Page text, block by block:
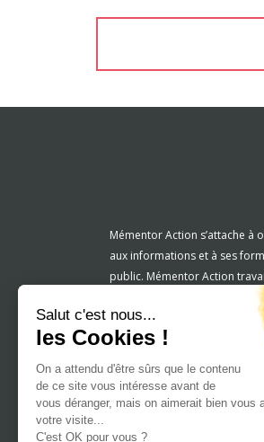
Mémentor Action s’attache à
aux informations et à ses
public. Mémentor Action
rendre accessible toute
tous les centres de formation
personnes en situation de
réflexion est inscrite dans la
démarche de
est votre référente handicap.
Salut c'est nous...
les Cookies !
On a attendu d'être sûrs que le contenu
de ce site vous intéresse avant de
vous déranger, mais on aimerait bien vous
votre visite...
C'est OK pour vous ?